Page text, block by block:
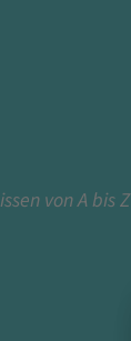
von A bis Z